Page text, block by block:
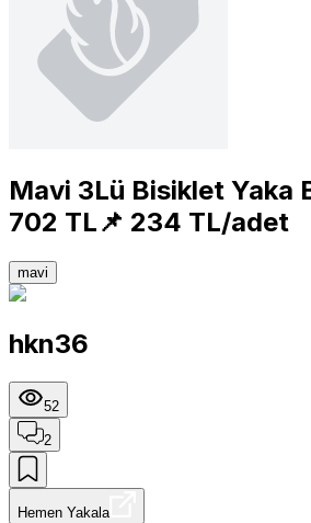
Mavi 3Lü Bisiklet Yaka
702 TL📌 234 TL/adet
mavi
hkn36
52
2
Hemen Yakala